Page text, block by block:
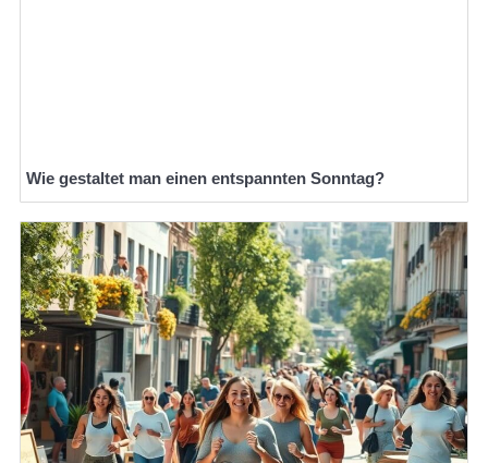
Wie gestaltet man einen entspannten Sonntag?